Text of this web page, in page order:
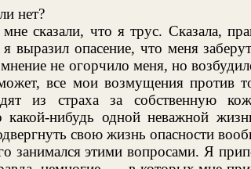
нет?
сказали, что я трус. Сказала,
выразил опасение, что меня
не огорчило меня, но
все мои возмущения против
из страха за собственную
какой-нибудь одной неважной
свою жизнь опасности
занимался этими вопросами. Я